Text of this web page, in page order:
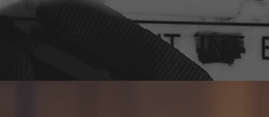
o espectador busca narrativas ágeis,
dramáticas e estritamente verticais.